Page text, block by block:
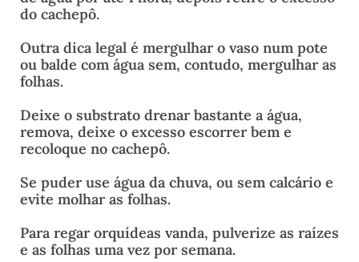
do cachepô.
Outra dica legal é mergulhar o vaso num pote
ou balde com água sem, contudo, mergulhar as
folhas.
Deixe o substrato drenar bastante a água,
remova, deixe o excesso escorrer bem e
recoloque no cachepô.
Se puder use água da chuva, ou sem calcário e
evite molhar as folhas.
Para regar orquídeas vanda, pulverize as raízes
e as folhas uma vez por semana.